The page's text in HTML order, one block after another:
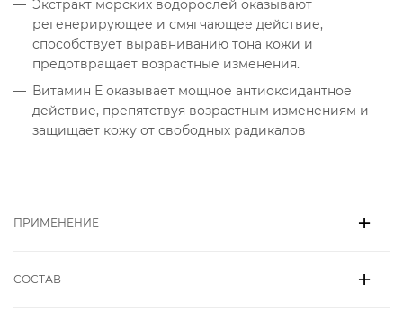
Экстракт морских водорослей оказывают
регенерирующее и смягчающее действие,
способствует выравниванию тона кожи и
предотвращает возрастные изменения.
Витамин Е оказывает мощное антиоксидантное
действие, препятствуя возрастным изменениям и
защищает кожу от свободных радикалов
ПРИМЕНЕНИЕ
СОСТАВ